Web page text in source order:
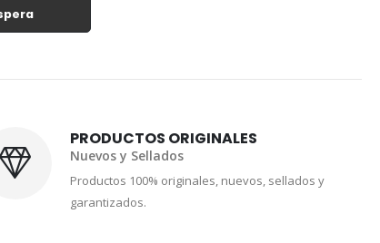
PRODUCTOS ORIGINALES
Nuevos y Sellados
Productos 100% originales, nuevos, sellados y
garantizados.